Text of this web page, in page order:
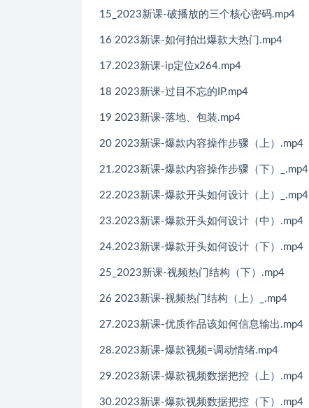
15_2023新课-破播放的三个核心密码.mp4
16 2023新课-如何拍出爆款大热门.mp4
17.2023新课-ip定位x264.mp4
18 2023新课-过目不忘的IP.mp4
19 2023新课-落地、包装.mp4
20 2023新课-爆款内容操作步骤（上）.mp4
21.2023新课-爆款内容操作步骤（下）_.mp4
22.2023新课-爆款开头如何设计（上）_.mp4
23.2023新课-爆款开头如何设计（中）.mp4
24.2023新课-爆款开头如何设计（下）.mp4
25_2023新课-视频热门结构（下）.mp4
26 2023新课-视频热门结构（上）_.mp4
27.2023新课-优质作品该如何信息输出.mp4
28.2023新课-爆款视频=调动情绪.mp4
29.2023新课-爆款视频数据把控（上）.mp4
30.2023新课-爆款视频数据把控（下）.mp4